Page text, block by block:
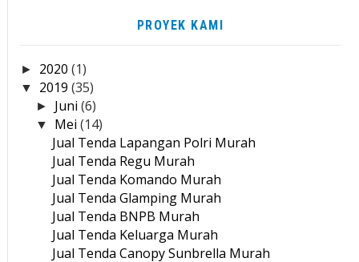
PROYEK KAMI
► 2020 (1)
▼ 2019 (35)
► Juni(6)
▼ Mei(14)
Jual Tenda Lapangan Polri Murah
Jual Tenda Regu Murah
Jual Tenda Komando Murah
Jual Tenda Glamping Murah
Jual Tenda BNPB Murah
Jual Tenda Keluarga Murah
Jual Tenda Canopy Sunbrella Murah